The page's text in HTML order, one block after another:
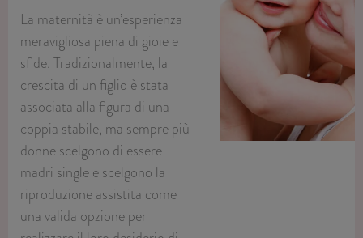
La maternità è un’esperienza
meravigliosa piena di gioie e
sfide. Tradizionalmente, la
crescita di un figlio è stata
associata alla figura di una
coppia stabile, ma sempre più
donne scelgono di essere
madri single e scelgono la
riproduzione assistita come
una valida opzione per